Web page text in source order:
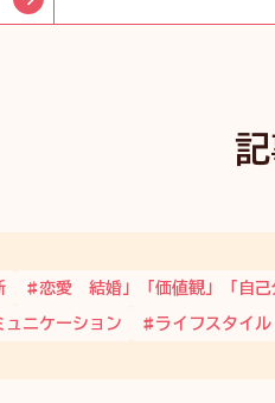
恋愛 結婚」「価値観」「自己
ュニケーション ライフスタイル